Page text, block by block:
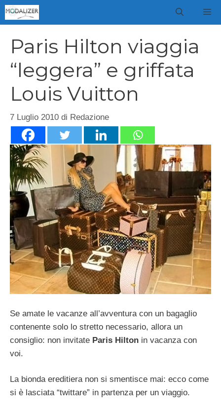
Vai
al
Paris Hilton viaggia
“leggera” e griffata
Louis Vuitton
7 Luglio 2010 di Redazione
Se amate le vacanze all’avventura con un bagaglio
contenente solo lo stretto necessario, allora un
consiglio: non invitate Paris Hilton in vacanza con
voi.
La bionda ereditiera non si smentisce mai: ecco come
si è lasciata “twittare” in partenza per un viaggio.